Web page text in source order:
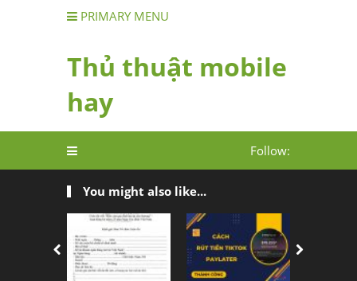
PRIMARY MENU
Thủ thuật mobile
hay
Follow:
You might also like...